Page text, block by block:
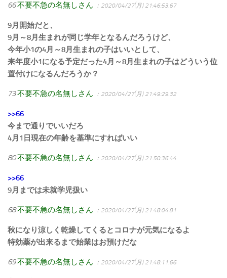
66不要不急の名無しさん ：2020/04/27(月) 21:46:53.67
9月開始だと、
9月～8月生まれが同じ学年となるんだろうけど、
今年小1の4月～8月生まれの子はいいとして、
来年度小1になる予定だった4月～8月生まれの子はどういう位
置付けになるんだろうか？
73不要不急の名無しさん ：2020/04/27(月) 21:49:29.32
>>66
今まで通りでいいだろ
4月1日現在の年齢を基準にすればいい
80不要不急の名無しさん ：2020/04/27(月) 21:50:36.44
>>66
9月までは未就学児扱い
68不要不急の名無しさん ：2020/04/27(月) 21:48:04.81
秋になり涼しく乾燥してくるとコロナが元気になるよ
特効薬が出来るまで始業はお預けだな
69不要不急の名無しさん ：2020/04/27(月) 21:48:11.66